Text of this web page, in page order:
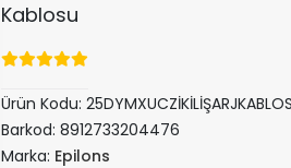
Kablosu
Ürün Kodu:
Barkod:8912733204476
Marka: Epilons